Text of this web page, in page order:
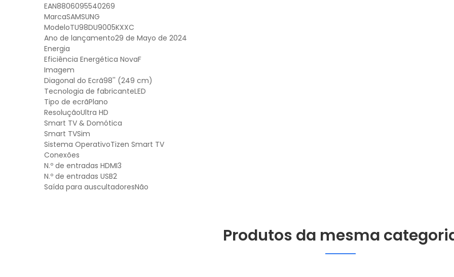
EAN8806095540269
MarcaSAMSUNG
ModeloTU98DU9005KXXC
Ano de lançamento29 de Mayo de 2024
Energia
Eficiência Energética NovaF
Imagem
Diagonal do Ecrã98'' (249 cm)
Tecnologia de fabricanteLED
Tipo de ecrãPlano
ResoluçãoUltra HD
Smart TV & Domótica
Smart TVSim
Sistema OperativoTizen Smart TV
Conexões
N.º de entradas HDMI3
N.º de entradas USB2
Saída para auscultadoresNão
Produtos da mesma